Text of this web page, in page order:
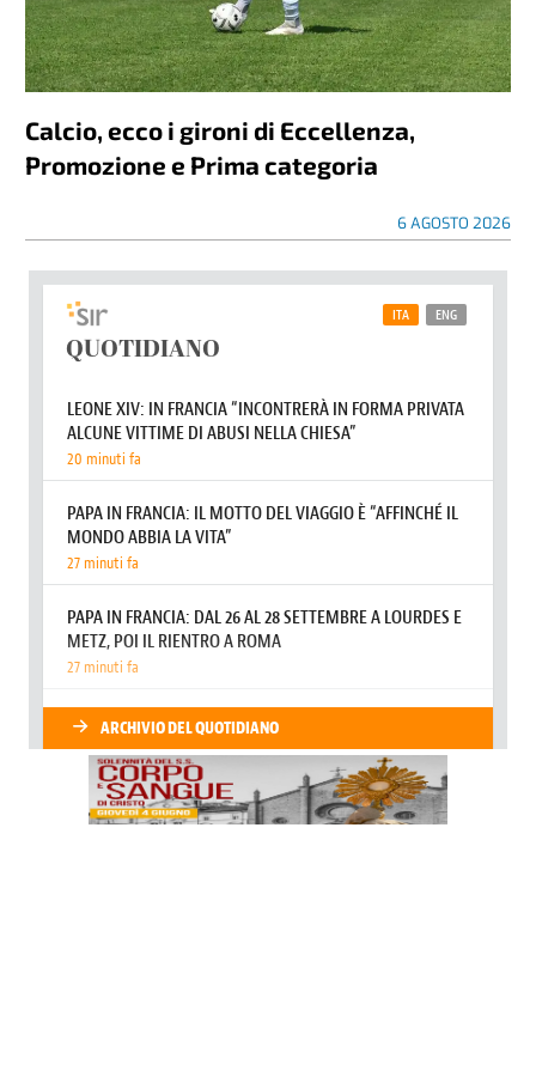
Calcio, ecco i gironi di Eccellenza,
Promozione e Prima categoria
6 AGOSTO 2026